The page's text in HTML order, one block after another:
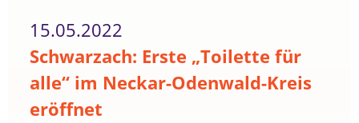
15.05.2022
Schwarzach: Erste „Toilette für
alle“ im Neckar-Odenwald-Kreis
eröffnet